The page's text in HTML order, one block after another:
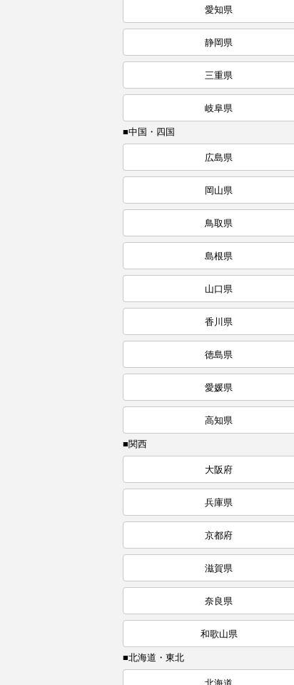
愛知県
静岡県
三重県
岐阜県
■中国・四国
広島県
岡山県
鳥取県
島根県
山口県
香川県
徳島県
愛媛県
高知県
■関西
大阪府
兵庫県
京都府
滋賀県
奈良県
和歌山県
■北海道・東北